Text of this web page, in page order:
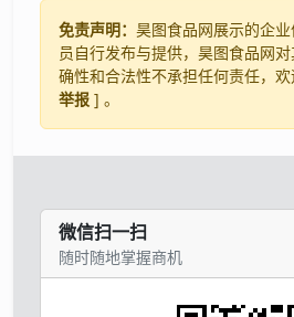
免责声明： 昊图食品网展示的企
员自行发布与提供，昊图食品网
确性和合法性不承担任何责任，
举报 ] 。
微信扫一扫
随时随地掌握商机